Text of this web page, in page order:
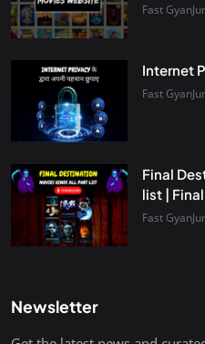
Fast Gyan
Internet
Fast Gyan
Final
list |
Fast Gyan
Newsletter